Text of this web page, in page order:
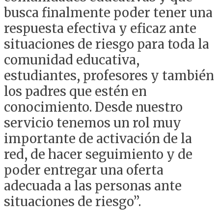
busca finalmente poder tener una
respuesta efectiva y eficaz ante
situaciones de riesgo para toda la
comunidad educativa,
estudiantes, profesores y también
los padres que estén en
conocimiento. Desde nuestro
servicio tenemos un rol muy
importante de activación de la
red, de hacer seguimiento y de
poder entregar una oferta
adecuada a las personas ante
situaciones de riesgo”.